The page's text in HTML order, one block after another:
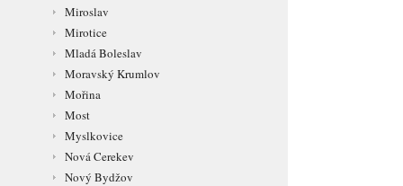
Miroslav
Mirotice
Mladá Boleslav
Moravský Krumlov
Mořina
Most
Myslkovice
Nová Cerekev
Nový Bydžov